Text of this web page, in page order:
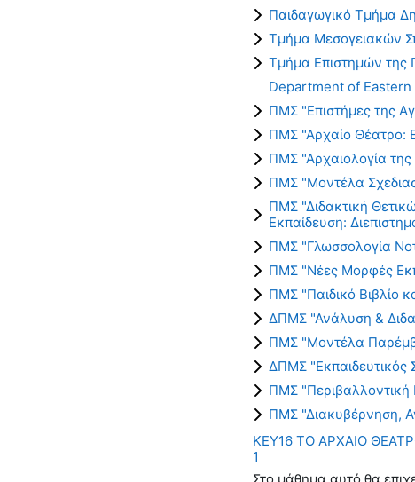
Παιδαγωγικό Τμήμα
Τμήμα Μεσογειακών
Τμήμα Επιστημών της
Department of
ΠΜΣ "Επιστήμες της
ΠΜΣ "Αρχαίο Θέατρο:
ΠΜΣ "Αρχαιολογία
ΠΜΣ "Μοντέλα
ΠΜΣ "Διδακτική
Εκπαίδευση:
ΠΜΣ "Γλωσσολογία
ΠΜΣ "Νέες Μορφές
ΠΜΣ "Παιδικό Βιβλίο
ΔΠΜΣ "Ανάλυση &
ΠΜΣ "Μοντέλα
ΔΠΜΣ "Εκπαιδευτικός
ΠΜΣ
ΠΜΣ "Διακυβέρνηση,
ΚΕΥ16 ΤΟ ΑΡΧΑΙΟ
1